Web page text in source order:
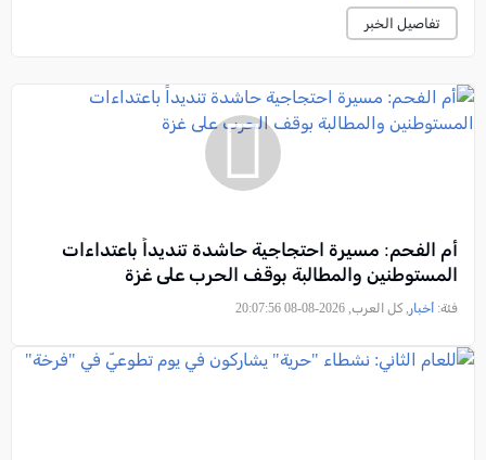
تفاصيل الخبر
أم الفحم: مسيرة احتجاجية حاشدة تنديداً باعتداءات
المستوطنين والمطالبة بوقف الحرب على غزة
فئة: أخبار , كل العرب, 2026-08-08 20:07:56